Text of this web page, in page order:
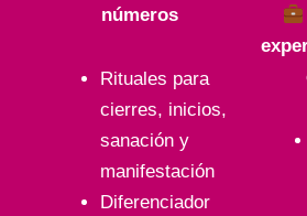
números
Rituales para
cierres, inicios,
sanación y
manifestación
Diferenciador